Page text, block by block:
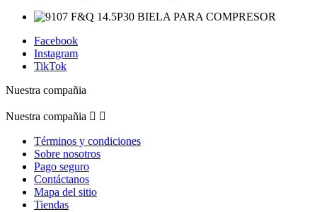
Facebook
Instagram
TikTok
Nuestra compañia
Nuestra compañia  
Términos y condiciones
Sobre nosotros
Pago seguro
Contáctanos
Mapa del sitio
Tiendas